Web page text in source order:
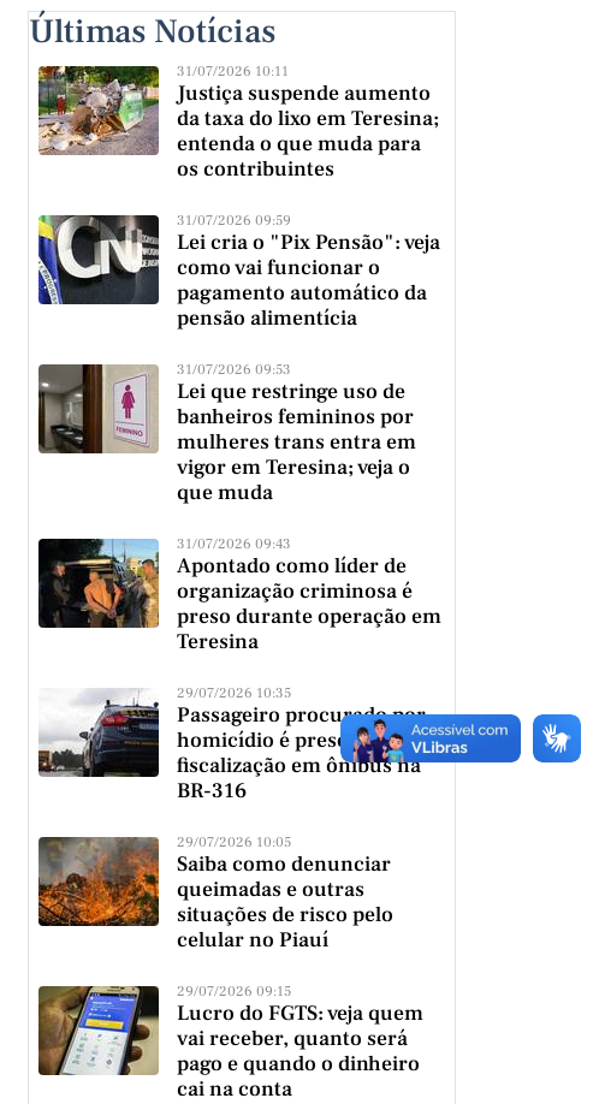
Últimas Notícias
31/07/2026 10:11
Justiça suspende aumento
da taxa do lixo em Teresina;
entenda o que muda para
os contribuintes
31/07/2026 09:59
Lei cria o "Pix Pensão": veja
como vai funcionar o
pagamento automático da
pensão alimentícia
31/07/2026 09:53
Lei que restringe uso de
banheiros femininos por
mulheres trans entra em
vigor em Teresina; veja o
que muda
31/07/2026 09:43
Apontado como líder de
organização criminosa é
preso durante operação em
Teresina
29/07/2026 10:35
Passageiro procurado por
homicídio é preso durante
fiscalização em ônibus na
BR-316
29/07/2026 10:05
Saiba como denunciar
queimadas e outras
situações de risco pelo
celular no Piauí
29/07/2026 09:15
Lucro do FGTS: veja quem
vai receber, quanto será
pago e quando o dinheiro
cai na conta